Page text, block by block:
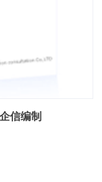
信编制